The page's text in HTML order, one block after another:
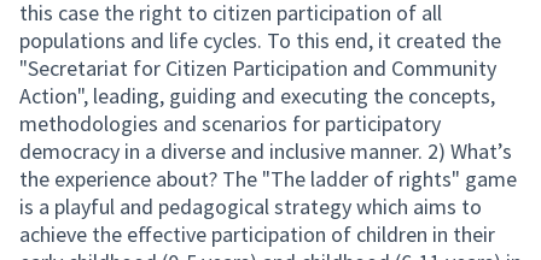
this case the right to citizen participation of all
populations and life cycles. To this end, it created the
"Secretariat for Citizen Participation and Community
Action", leading, guiding and executing the concepts,
methodologies and scenarios for participatory
democracy in a diverse and inclusive manner. 2) What’s
the experience about? The "The ladder of rights" game
is a playful and pedagogical strategy which aims to
achieve the effective participation of children in their